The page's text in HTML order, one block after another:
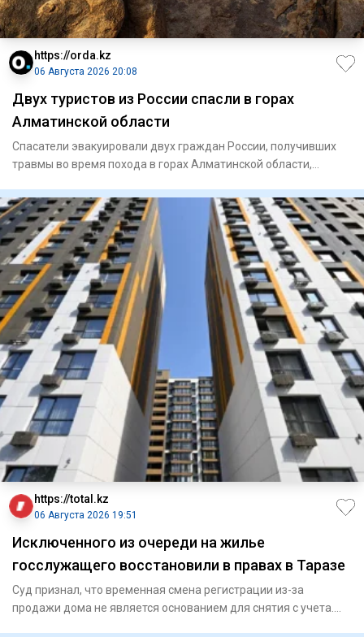
https://orda.kz
06 Августа 2026 20:08
Двух туристов из России спасли в горах
Алматинской области
Спасатели эвакуировали двух граждан России, получивших
травмы во время похода в горах Алматинской области,
https://total.kz
06 Августа 2026 19:51
Исключенного из очереди на жилье
госслужащего восстановили в правах в Таразе
Суд признал, что временная смена регистрации из-за
продажи дома не является основанием для снятия с учета.